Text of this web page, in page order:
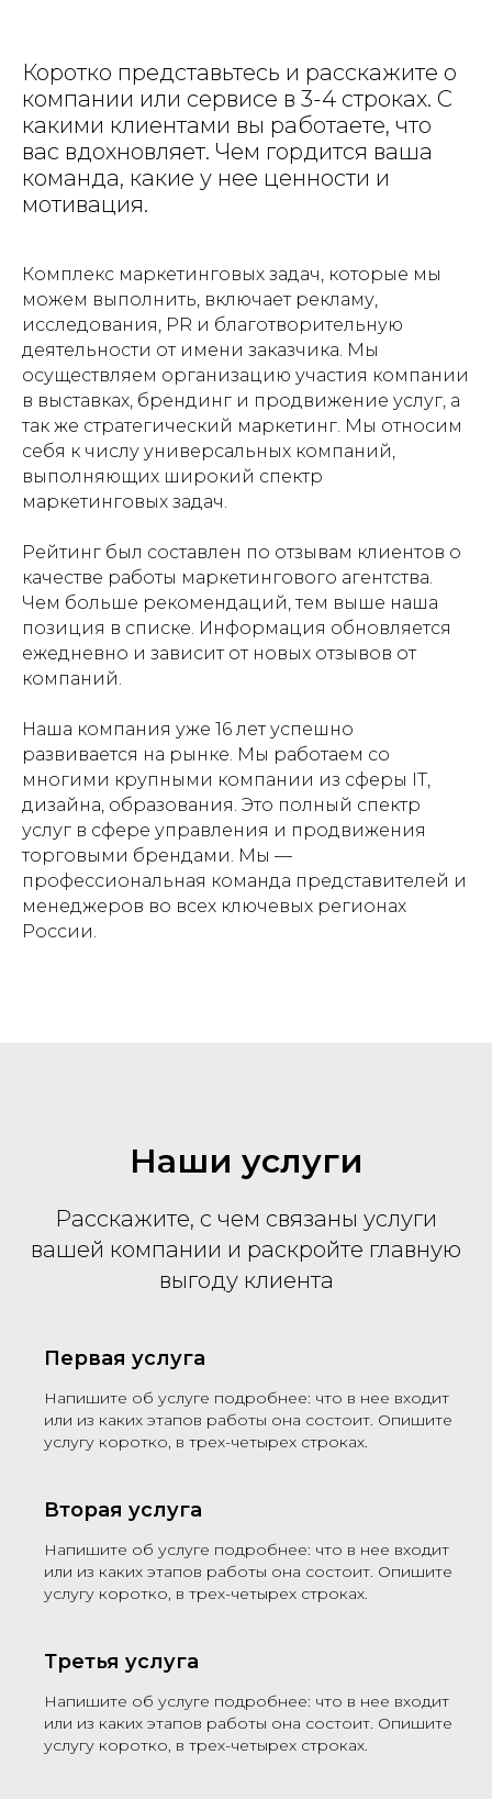
Коротко представьтесь и расскажите о
компании или сервисе в 3-4 строках. С
какими клиентами вы работаете, что
вас вдохновляет. Чем гордится ваша
команда, какие у нее ценности и
мотивация.
Комплекс маркетинговых задач, которые мы
можем выполнить, включает рекламу,
исследования, PR и благотворительную
деятельности от имени заказчика. Мы
осуществляем организацию участия компании
в выставках, брендинг и продвижение услуг, а
так же стратегический маркетинг. Мы относим
себя к числу универсальных компаний,
выполняющих широкий спектр
маркетинговых задач.
Рейтинг был составлен по отзывам клиентов о
качестве работы маркетингового агентства.
Чем больше рекомендаций, тем выше наша
позиция в списке. Информация обновляется
ежедневно и зависит от новых отзывов от
компаний.
Наша компания уже 16 лет успешно
развивается на рынке. Мы работаем со
многими крупными компании из сферы IT,
дизайна, образования. Это полный спектр
услуг в сфере управления и продвижения
торговыми брендами. Мы —
профессиональная команда представителей и
менеджеров во всех ключевых регионах
России.
Наши услуги
Расскажите, с чем связаны услуги
вашей компании и раскройте главную
выгоду клиента
Первая услуга
Напишите об услуге подробнее: что в нее входит
или из каких этапов работы она состоит. Опишите
услугу коротко, в трех-четырех строках.
Вторая услуга
Напишите об услуге подробнее: что в нее входит
или из каких этапов работы она состоит. Опишите
услугу коротко, в трех-четырех строках.
Третья услуга
Напишите об услуге подробнее: что в нее входит
или из каких этапов работы она состоит. Опишите
услугу коротко, в трех-четырех строках.